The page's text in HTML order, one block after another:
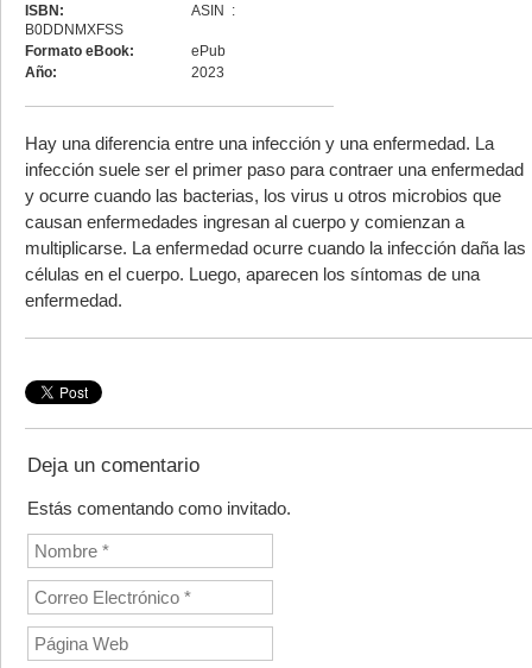
ISBN:
ASIN ‏ : ‎
B0DDNMXFSS
Formato eBook:
ePub
Año:
2023
Hay una diferencia entre una infección y una enfermedad. La
infección suele ser el primer paso para contraer una enfermedad
y ocurre cuando las bacterias, los virus u otros microbios que
causan enfermedades ingresan al cuerpo y comienzan a
multiplicarse. La enfermedad ocurre cuando la infección daña las
células en el cuerpo. Luego, aparecen los síntomas de una
enfermedad.
Deja un comentario
Estás comentando como invitado.